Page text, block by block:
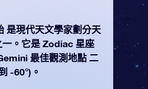
是現代天文學家劃分天
一。它是 Zodiac 星座
最佳觀測地點 二
-60°)。